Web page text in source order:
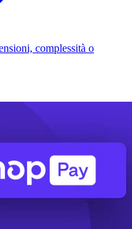
complessità o